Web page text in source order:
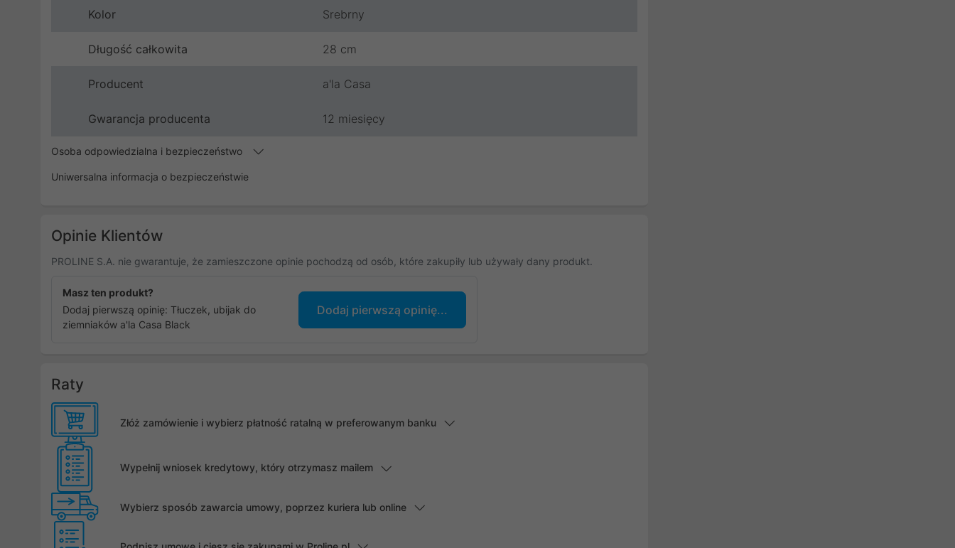
Kolor Srebrny
Długość całkowita 28 cm
Producent a'la Casa
Gwarancja producenta 12 miesięcy
Osoba odpowiedzialna i bezpieczeństwo
Uniwersalna informacja o bezpieczeństwie
Opinie Klientów
PROLINE S.A. nie gwarantuje, że zamieszczone opinie pochodzą od osób, które zakupiły lub używały dany produkt.
Masz ten produkt?
Dodaj pierwszą opinię: Tłuczek, ubijak do
ziemniaków a'la Casa Black
Dodaj pierwszą opinię...
Raty
Złóż zamówienie i wybierz płatność ratalną w preferowanym banku
Wypełnij wniosek kredytowy, który otrzymasz mailem
Wybierz sposób zawarcia umowy, poprzez kuriera lub online